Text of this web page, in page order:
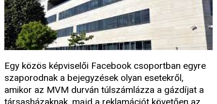
Egy közös képviselői Facebook csoportban egyre
szaporodnak a bejegyzések olyan esetekről,
amikor az MVM durván túlszámlázza a gázdíjat a
társasházaknak, majd a reklamációt követően az